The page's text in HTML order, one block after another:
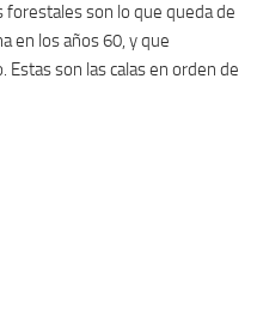
forestales son lo que queda de
en los años 60, y que
son las calas en orden de